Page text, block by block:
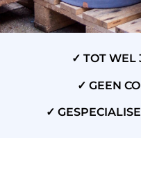
✓ TOT WEL
✓ GEEN
✓